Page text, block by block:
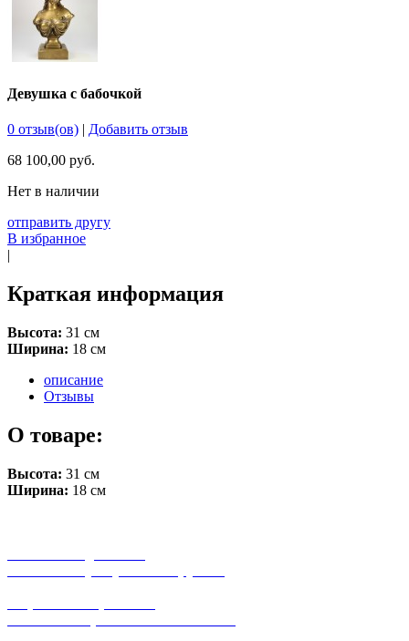
Девушка с бабочкой
0 отзыв(ов) | Добавить отзыв
68 100,00 руб.
Нет в наличии
отправить другу
В избранное
|
Краткая информация
Высота: 31 см
Ширина: 18 см
описание
Отзывы
О товаре:
Высота: 31 см
Ширина: 18 см